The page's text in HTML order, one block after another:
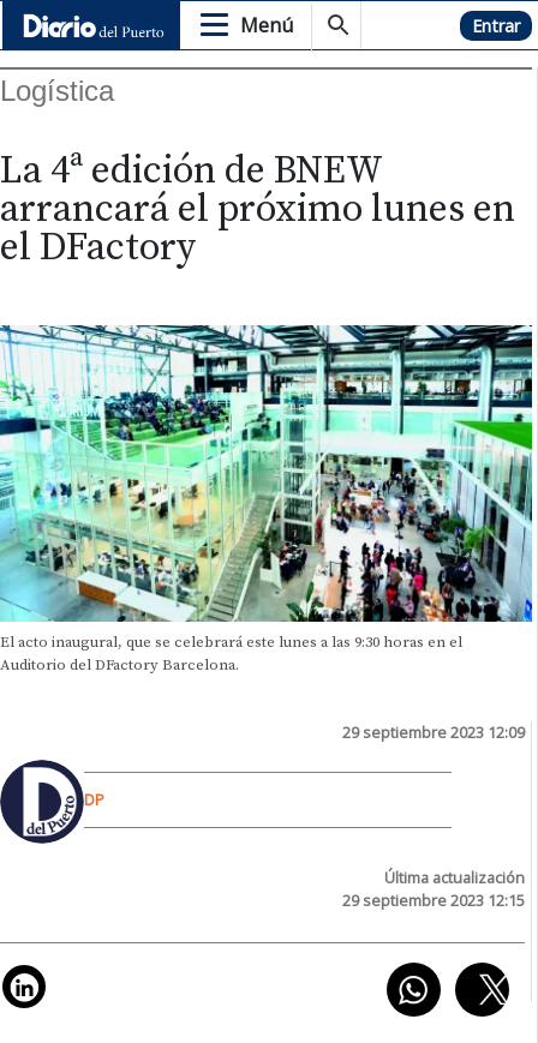
Menú Hemeroteca Entrar
Logística
La 4ª edición de BNEW
arrancará el próximo lunes en
el DFactory
El acto inaugural, que se celebrará este lunes a las 9:30 horas en el
Auditorio del DFactory Barcelona.
29 septiembre 2023 12:09
DP
Última actualización
29 septiembre 2023 12:15